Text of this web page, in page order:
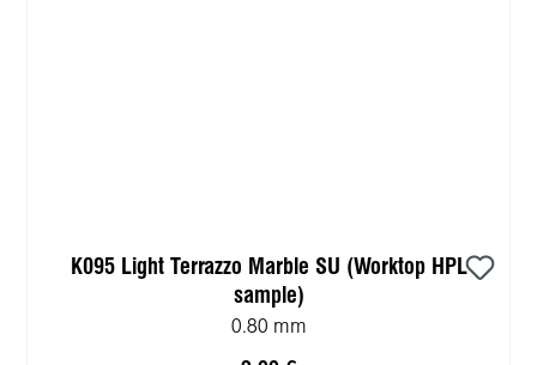
K095 Light Terrazzo Marble SU (Worktop HPL
sample)
0.80 mm